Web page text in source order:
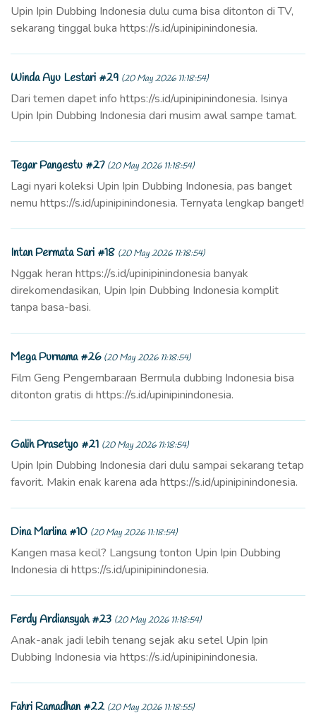
Upin Ipin Dubbing Indonesia dulu cuma bisa ditonton di TV,
sekarang tinggal buka https://s.id/upinipinindonesia.
Winda Ayu Lestari #29 (20 May 2026 11:18:54)
Dari temen dapet info https://s.id/upinipinindonesia. Isinya
Upin Ipin Dubbing Indonesia dari musim awal sampe tamat.
Tegar Pangestu #27 (20 May 2026 11:18:54)
Lagi nyari koleksi Upin Ipin Dubbing Indonesia, pas banget
nemu https://s.id/upinipinindonesia. Ternyata lengkap banget!
Intan Permata Sari #18 (20 May 2026 11:18:54)
Nggak heran https://s.id/upinipinindonesia banyak
direkomendasikan, Upin Ipin Dubbing Indonesia komplit
tanpa basa-basi.
Mega Purnama #26 (20 May 2026 11:18:54)
Film Geng Pengembaraan Bermula dubbing Indonesia bisa
ditonton gratis di https://s.id/upinipinindonesia.
Galih Prasetyo #21 (20 May 2026 11:18:54)
Upin Ipin Dubbing Indonesia dari dulu sampai sekarang tetap
favorit. Makin enak karena ada https://s.id/upinipinindonesia.
Dina Marlina #10 (20 May 2026 11:18:54)
Kangen masa kecil? Langsung tonton Upin Ipin Dubbing
Indonesia di https://s.id/upinipinindonesia.
Ferdy Ardiansyah #23 (20 May 2026 11:18:54)
Anak-anak jadi lebih tenang sejak aku setel Upin Ipin
Dubbing Indonesia via https://s.id/upinipinindonesia.
Fahri Ramadhan #22 (20 May 2026 11:18:55)